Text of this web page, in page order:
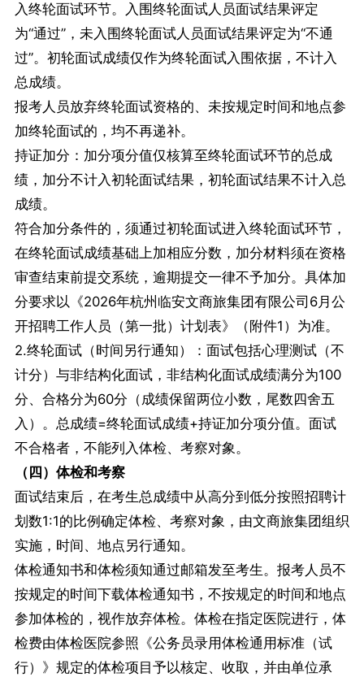
入终轮面试环节。入围终轮面试人员面试结果评定
为“通过”，未入围终轮面试人员面试结果评定为“不通
过”。初轮面试成绩仅作为终轮面试入围依据，不计入
总成绩。
报考人员放弃终轮面试资格的、未按规定时间和地点参
加终轮面试的，均不再递补。
持证加分：加分项分值仅核算至终轮面试环节的总成
绩，加分不计入初轮面试结果，初轮面试结果不计入总
成绩。
符合加分条件的，须通过初轮面试进入终轮面试环节，
在终轮面试成绩基础上加相应分数，加分材料须在资格
审查结束前提交系统，逾期提交一律不予加分。具体加
分要求以《2026年杭州临安文商旅集团有限公司6月公
开招聘工作人员（第一批）计划表》（附件1）为准。
2.终轮面试（时间另行通知）：面试包括心理测试（不
计分）与非结构化面试，非结构化面试成绩满分为100
分、合格分为60分（成绩保留两位小数，尾数四舍五
入）。总成绩=终轮面试成绩+持证加分项分值。面试
不合格者，不能列入体检、考察对象。
（四）体检和考察
面试结束后，在考生总成绩中从高分到低分按照招聘计
划数1:1的比例确定体检、考察对象，由文商旅集团组织
实施，时间、地点另行通知。
体检通知书和体检须知通过邮箱发至考生。报考人员不
按规定的时间下载体检通知书，不按规定的时间和地点
参加体检的，视作放弃体检。体检在指定医院进行，体
检费由体检医院参照《公务员录用体检通用标准（试
行）》规定的体检项目予以核定、收取，并由单位承